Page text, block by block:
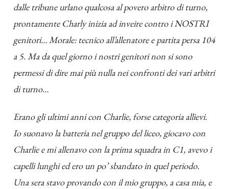
dalle tribune urlano qualcosa al povero arbitro di turno,
prontamente Charly inizia ad inveire contro i NOSTRI
genitori… Morale: tecnico all’allenatore e partita persa 104
a 5. Ma da quel giorno i nostri genitori non si sono
permessi di dire mai più nulla nei confronti dei vari arbitri
di turno…
Erano gli ultimi anni con Charlie, forse categoria allievi.
Io suonavo la batteria nel gruppo del liceo, giocavo con
Charlie e mi allenavo con la prima squadra in C1, avevo i
capelli lunghi ed ero un po’ sbandato in quel periodo.
Una sera stavo provando con il mio gruppo, a casa mia, e